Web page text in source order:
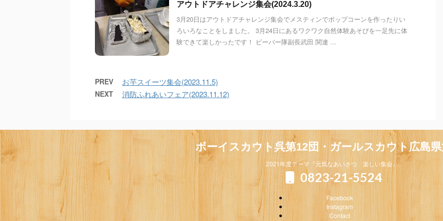
アウトドアチャレンジ集会(2024.3.20)
3月20日はアウトドアチャレンジ集会でメスティンでポップコーンを作ったりい
ろいろなことをしました。 3月24日にあるワクワク自然体験あそびを一足先に体
験できて楽しかったです！ ビーバー隊副長武田 関連 ...
PREV お芋スイーツ集会(2023.11.5)
NEXT 消防ふれあいフェア(2023.11.12)
ボーイスカウト呉第12団・ガールスカウト広島
2021年度テーマ『元気なあいさつ 楽しい集会』
0823-21-5524
Facebook
Instagram
Contact